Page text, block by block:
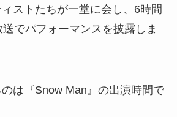
ストたちが一堂に会し、6時間
でパフォーマンスを披露しま
は『Snow Man』の出演時間で